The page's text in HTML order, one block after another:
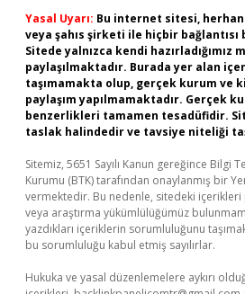
Yasal Uyarı: Bu internet sitesi,
veya şahıs şirketi ile hiçbir
Sitede yalnızca kendi hazırladığımız
paylaşılmaktadır. Burada yer alan
taşımamakta olup, gerçek kurum ve
paylaşım yapılmamaktadır. Gerçek
benzerlikleri tamamen tesadüfidir.
taslak halindedir ve tavsiye niteliği
Sitemiz, 5651 Sayılı Kanun gereğince Bilgi
Kurumu (BTK) tarafından onaylanmış bir
vermektedir. Bu nedenle, sitedeki
veya araştırma yükümlülüğümüz
yazdıkları içeriklerin sorumluluğunu
bu sorumluluğu kabul etmiş sayılırlar.
Hukuka ve yasal düzenlemelere aykırı